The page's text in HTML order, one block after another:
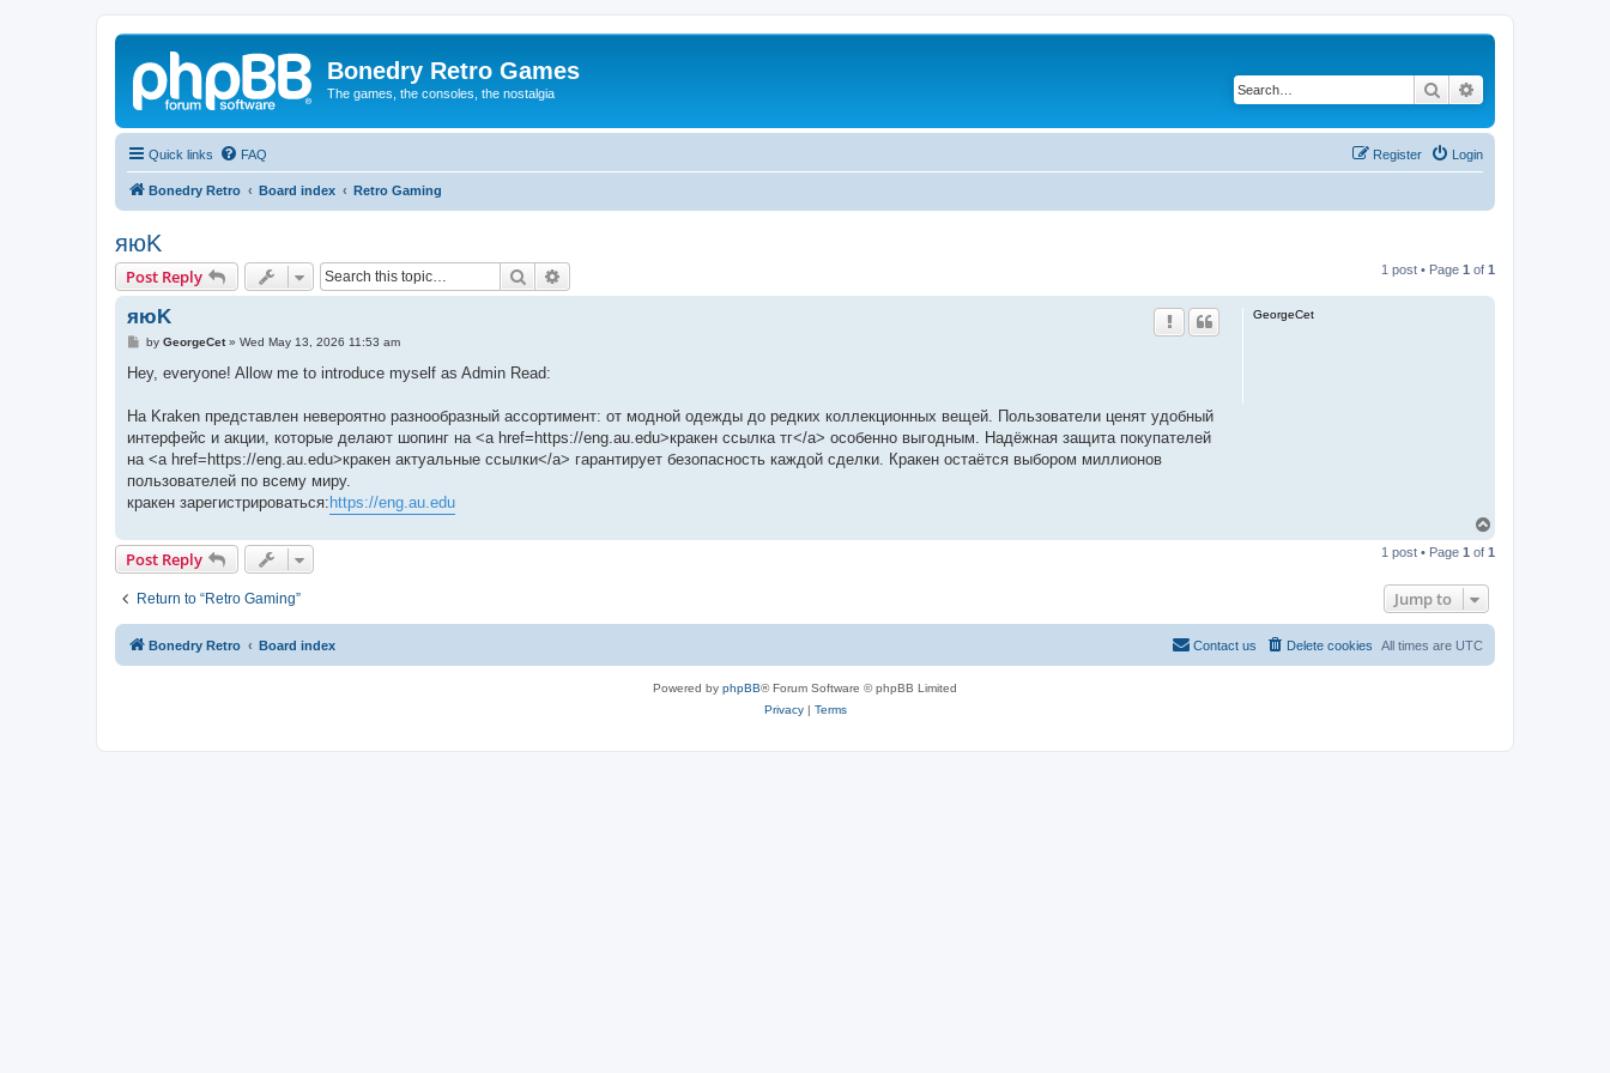
Bonedry Retro Games
The games, the consoles, the nostalgia Search
Quick links FAQ Login
Register
Bonedry Retro Board index Retro Gaming
яюK
Post Reply Search 1 post • Page 1 of 1
GeorgeCet
яюK
P
s
by GeorgeCet» Wed May 13, 2026 11:53 am
Hey, everyone! Allow me to introduce myself as Admin Read:
На Kraken представлен невероятно разнообразный ассортимент: от модной одежды до редких коллекционных вещей. Пользователи ценят удобный
интерфейс и акции, которые делают шопинг на <a href=https://eng.au.edu>кракен ссылка тг</a> особенно выгодным. Надёжная защита покупателей
на <a href=https://eng.au.edu>кракен актуальные ссылки</a> гарантирует безопасность каждой сделки. Кракен остаётся выбором миллионов
пользователей по всему миру.
кракен зарегистрироваться:https://eng.au.edu
p
Post Reply 1 post • Page 1 of 1
Return to “Retro Gaming” Jump to
Bonedry Retro Board index All times are UTC
Delete cookies
Contact us
Powered by phpBB® Forum Software © phpBB Limited
Privacy| Terms